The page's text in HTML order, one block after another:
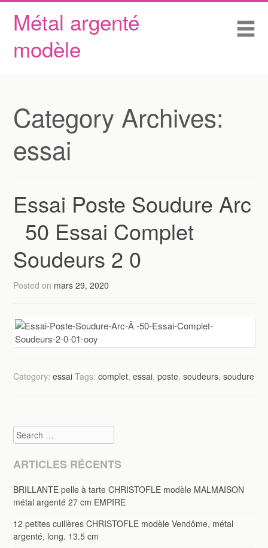
Métal argenté
modèle
Skip to content
Accueil
Conditions d’utilisation
Category Archives:
essai
Essai Poste Soudure Arc
50 Essai Complet
Soudeurs 2 0
Posted on mars 29, 2020
Category:essai Tags:complet,essai,poste,soudeurs,soudure
Search
ARTICLES RÉCENTS
BRILLANTE pelle à tarte CHRISTOFLE modèle MALMAISON
métal argenté 27 cm EMPIRE
12 petites cuillères CHRISTOFLE modèle Vendôme, métal
argenté, long. 13.5 cm